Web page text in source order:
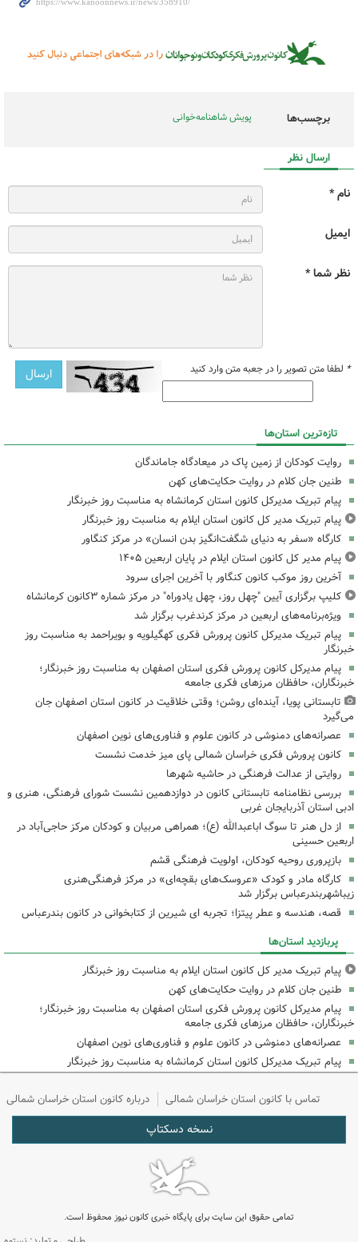
برچسب‌ها پویش شاهنامه‌خوانی
ارسال نظر
نام *
ایمیل
نظر شما *
* لطفا متن تصویر را در جعبه متن وارد کنید
تازه‌ترین استان‌ها
روایت کودکان از زمین پاک در میعادگاه جاماندگان
طنین جان کلام در روایت حکایت‌های کهن
پیام تبریک مدیرکل کانون استان کرمانشاه به مناسبت روز خبرنگار
پیام تبریک مدیر کل کانون استان ایلام به مناسبت روز خبرنگار
کارگاه «سفر به دنیای شگفت‌انگیز بدن انسان» در مرکز کنگاور
پیام مدیر کل کانون استان ایلام در پایان اربعین ۱۴۰۵
آخرین روز موکب کانون کنگاور با آخرین اجرای سرود
کلیپ برگزاری آیین "چهل روز، چهل یادوراه" در مرکز شماره ۳کانون کرمانشاه
ویژه‌برنامه‌های اربعین در مرکز کرندغرب برگزار شد
پیام تبریک مدیرکل کانون پرورش فکری کهگیلویه و بویراحمد به مناسبت روز
خبرنگار
پیام مدیرکل کانون پرورش فکری استان اصفهان به مناسبت روز خبرنگار؛
خبرنگاران، حافظان مرزهای فکری جامعه
تابستانی پویا، آینده‌ای روشن؛ وقتی خلاقیت در کانون استان اصفهان جان
می‌گیرد
عصرانه‌های دمنوشی در کانون علوم و فناوری‌های نوین اصفهان
کانون پرورش فکری خراسان شمالی پای میز خدمت نشست
روایتی از عدالت فرهنگی در حاشیه شهرها
بررسی نظامنامه تابستانی کانون در دوازدهمین نشست شورای فرهنگی، هنری و
ادبی استان آذربایجان غربی
از دل هنر تا سوگ اباعبدالله (ع)؛ همراهی مربیان و کودکان مرکز حاجی‌آباد در
اربعین حسینی
بازپروری روحیه کودکان، اولویت فرهنگی قشم
کارگاه مادر و کودک «عروسک‌های بقچه‌ای» در مرکز فرهنگی‌هنری
زیباشهربندرعباس برگزار شد
قصه، هندسه و عطر پیتزا؛ تجربه ای شیرین از کتابخوانی در کانون بندرعباس
پربازدید استان‌ها
پیام تبریک مدیر کل کانون استان ایلام به مناسبت روز خبرنگار
طنین جان کلام در روایت حکایت‌های کهن
پیام مدیرکل کانون پرورش فکری استان اصفهان به مناسبت روز خبرنگار؛
خبرنگاران، حافظان مرزهای فکری جامعه
عصرانه‌های دمنوشی در کانون علوم و فناوری‌های نوین اصفهان
پیام تبریک مدیرکل کانون استان کرمانشاه به مناسبت روز خبرنگار
تماس با کانون استان خراسان شمالی درباره کانون استان خراسان شمالی
نسخه دسکتاپ
تمامی حقوق این سایت برای پایگاه خبری کانون نیوز محفوظ است.